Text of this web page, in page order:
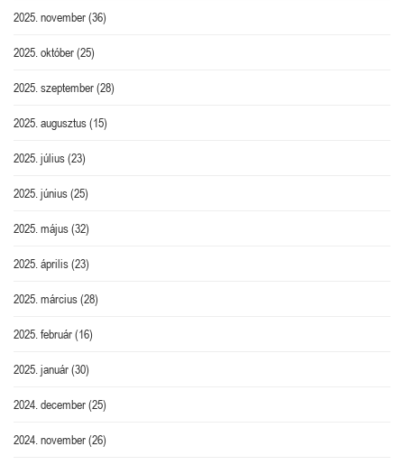
2025. november(36)
2025. október(25)
2025. szeptember(28)
2025. augusztus(15)
2025. július(23)
2025. június(25)
2025. május(32)
2025. április(23)
2025. március(28)
2025. február(16)
2025. január(30)
2024. december(25)
2024. november(26)